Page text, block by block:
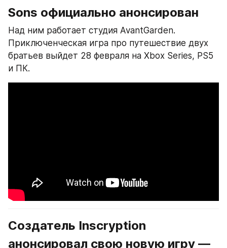
Sons официально анонсирован
Над ним работает студия AvantGarden.
Приключенческая игра про путешествие двух
братьев выйдет 28 февраля на Xbox Series, PS5
и ПК.
Создатель Inscryption
анонсировал свою новую игру —